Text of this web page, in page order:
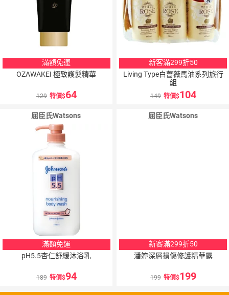
滿額免運
OZAWAKEI 極致護髮精華
129 特價 64
新客滿299折50
Living Type白薔薇馬油系列旅行
組
149 特價 104
屈臣氏Watsons
滿額免運
pH5.5杏仁舒緩沐浴乳
189 特價 94
屈臣氏Watsons
新客滿299折50
潘婷深層損傷修護精華露
199 特價 199